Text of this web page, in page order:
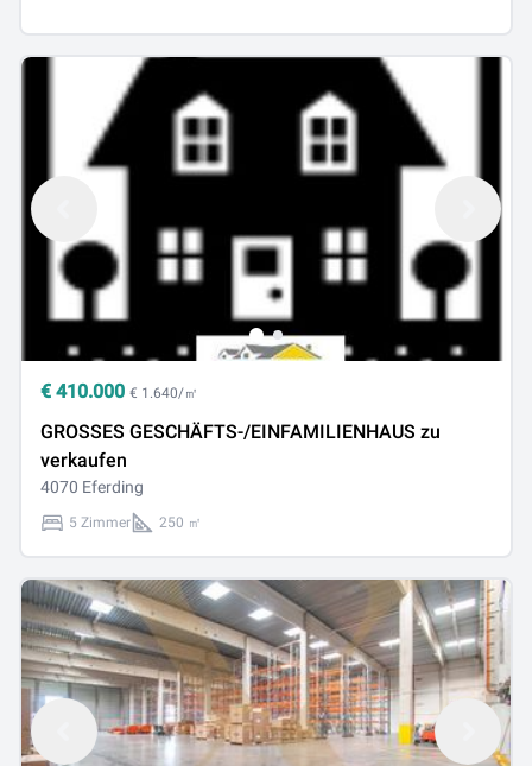
€ 410.000 € 1.640/㎡
GROSSES GESCHÄFTS-/EINFAMILIENHAUS zu
verkaufen
4070 Eferding
5 Zimmer 250 ㎡